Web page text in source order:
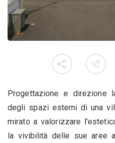
Progettazione e direzione
degli spazi esterni di una
mirato a valorizzare
la vivibilità delle sue aree